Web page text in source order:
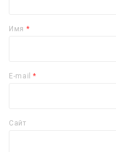
Имя *
E-mail*
Сайт